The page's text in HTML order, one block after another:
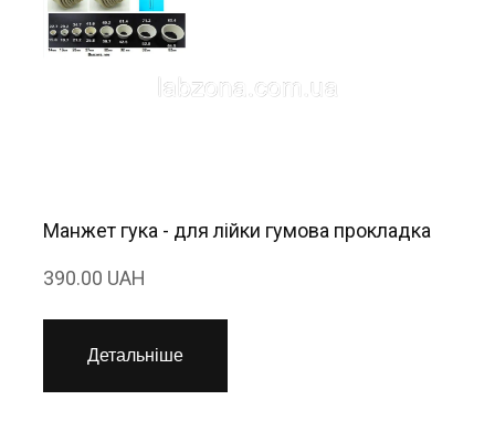
Манжет гука - для лійки гумова прокладка
390.00 UAH
Детальніше